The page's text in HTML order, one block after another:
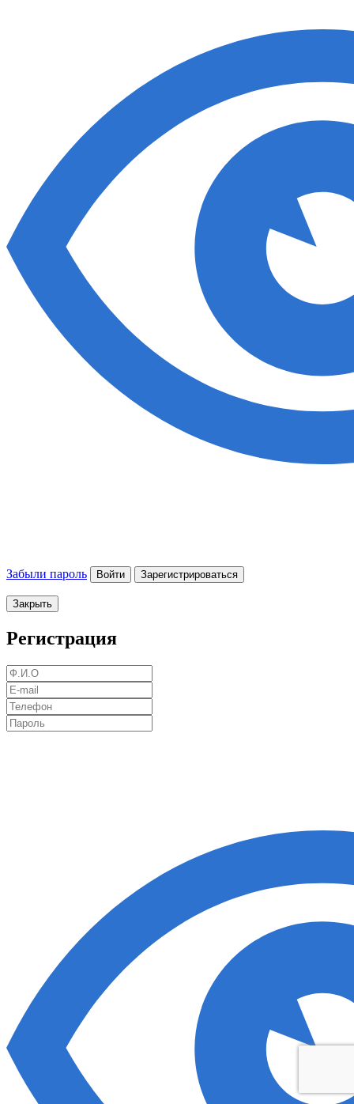
Забыли пароль Войти Зарегистрироваться
Закрыть
Регистрация